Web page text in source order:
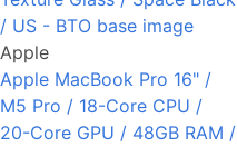
Apple
Apple MacBook Pro 16" /
M5 Pro / 18-Core CPU /
20-Core GPU / 48GB RAM /